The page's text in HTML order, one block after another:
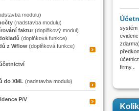
modulu)
(nadstavba modulu)
faktur (doplňkový modul)
(doplňková funkce)
z Wflow (doplňková funkce)
do XML (nadstavba modulu)
P/V
firmy...